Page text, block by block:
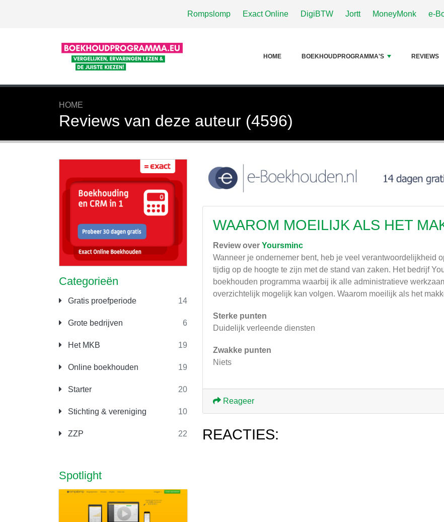
Rompslomp Exact Online DigiBTW Jortt MoneyMonk e-
HOME BOEKHOUDPROGRAMMA'S REVIEWS
HOME
Reviews van deze auteur (4596)
Categorieën
Gratis proefperiode 14
Grote bedrijven 6
Het MKB 19
Online boekhouden 19
Starter 20
Stichting & vereniging 10
ZZP 22
Spotlight
WAAROM MOEILIJK ALS HET
Review over Yoursminc
Wanneer je ondernemer bent, heb je veel verantwoordelijkheid
tijdig op de hoogte te zijn met de stand van zaken. Het bedrijf
boekhouden programma waarbij ik alle administratieve
overzichtelijk mogelijk kan volgen. Waarom moeilijk als het
Sterke punten
Duidelijk verleende diensten
Zwakke punten
Niets
Reageer
REACTIES: